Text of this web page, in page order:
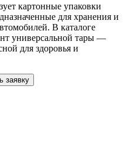
картонные упаковки
для хранения и
В каталоге
универсальной тары —
для здоровья и
заявку